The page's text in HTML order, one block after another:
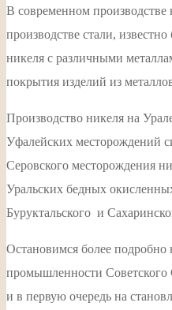
В современном производстве
производстве стали,
никеля с различными
покрытия изделий из
Производство никеля на
Уфалейских месторождений
Серовского месторождения
Уральских бедных
Буруктальского и
Остановимся более подробно
промышленности Советского
и в первую очередь на